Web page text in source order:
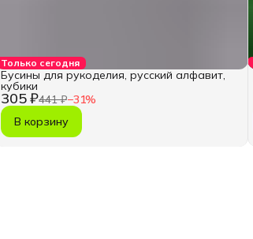
Только сегодня
305 ₽441 ₽−31%
Бусины для рукоделия, русский алфавит,
кубики
В корзину